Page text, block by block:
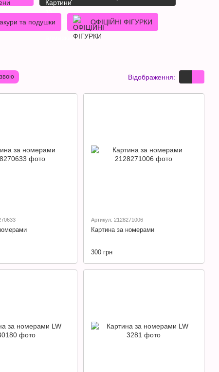
та подушки ОФІЦІЙНІ ФІГУРКИ
Відображення:
Артикул: 2128271006
Картина за номерами
300 грн